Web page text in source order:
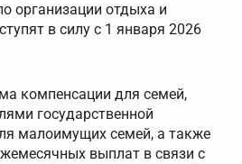
организации отдыха и
в силу с 1 января 2026
компенсации для семей,
государственной
малоимущих семей, а также
выплат в связи с